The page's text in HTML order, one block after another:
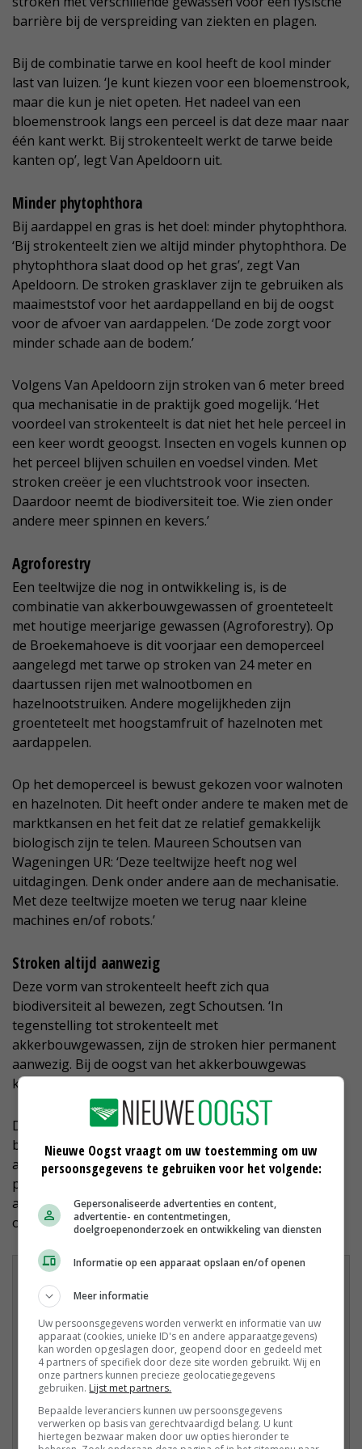
barrière bij de verspreiding van ziekten en plagen.
Bij de combinatie tarwe en kool heeft de kool minder
last van luizen. ‘Je kunt kiezen voor een bloemenstrook,
maar die kun je niet opeten. Het nadeel van een
bloemenstrook langs een perceel is dat deze maar naar
één kant werkt. Bij strokenteelt werkt de tarwe beide
kanten op’, legt Van Apeldoorn uit.
Minder phytophthora
Bij aardappel en gras is het doel: minder phytophthora.
‘Bij strokenteelt zien we altijd minder phytophthora. De
phytophthora slaat dood op het gras’, zegt Van
Apeldoorn. De stroken grasklaver zijn te gebruiken als
maaimeststof voor het aardappelland en bij de oogst
voor de afvoer van aardappelen. ‘De zode zorgt voor
minder schade aan de bodem.’
Volgens Van Apeldoorn zijn stroken van 6 meter breed
qua mechanisatie in de praktijk goed mogelijk. ‘Het
voordeel van strokenteelt is dat niet het hele perceel in
een keer wordt geoogst. Insecten en vogels kunnen op
het perceel blijven schuilen en voedsel vinden. Met
stroken creëer je een vluchtstrook voor insecten.
Daardoor neemt de biodiversiteit toe. Wie zien onder
andere meer spinnen en kevers.’
Agroforestry
Een teeltwijze die nog in ontwikkeling is, is de
combinatie van akkerbouwgewassen of groenteteelt
met houtige meerjarige gewassen (Agroforestry). Op
de Broekemahoeve is dit voorjaar een demoperceel
aangelegd met tarwe op stroken van 24 meter en
daartussen rijen met walnootbomen en
hazelnootstruiken. Andere mogelijkheden zijn
groenteteelt met hoogstamfruit of hazelnoten met
aardappelen.
Op het demoperceel is bewust gekozen voor walnoten
en hazelnoten. Dit heeft onder andere te maken met de
marktkansen en het feit dat ze relatief gemakkelijk
biologisch zijn te telen. Maureen Schoutsen van
Wageningen UR: ‘Deze teeltwijze heeft nog wel
uitdagingen. Denk onder andere aan de mechanisatie.
Met deze teeltwijze moeten we terug naar kleine
machines en/of robots.’
Stroken altijd aanwezig
Deze vorm van strokenteelt heeft zich qua
biodiversiteit al bewezen, zegt Schoutsen. ‘In
tegenstelling tot strokenteelt met
akkerbouwgewassen, zijn de stroken hier permanent
aanwezig. Bij de oogst van het akkerbouwgewas
kunnen dieren altijd schuilen in de strook ernaast.’
De wet- en regelgeving is in de praktijk een
belemmering, merkt Schoutsen. ‘Boeren zijn over het
algemeen bang om bomen op landbouwgrond te
planten.’ Ook het verdienmodel is een punt van
aandacht. ‘Als je bomen plant, krijg je pas over een jaar
of tien opbrengst. Hoe overbrug je de eerste jaren?’
Op Biovelddag smaakt kwaliteit naar meer
De Biovelddag op de Broekemahoeve in Lelystad stond in het teken van
het thema ‘Kwaliteit smaakt naar meer’. Bedrijven uit verschillende takken
van de biologische sector demonstreerden hoe zij kwaliteit toevoegen aan
de biologische keten. In de biologische sector zijn kwaliteit en diversiteit
belangrijke aspecten. Het risico is dat het streven naar hogere opbrengsten
ten koste gaat van de smaakkwaliteit van het product. Met onderzoek
probeert de biologische sector dat te voorkomen. Zo wordt bij
pompoenen gekeken naar de effecten van verschillende oogstdata op de
bewaarbaarheid. ‘Vroeger oogsten lijkt beter te zijn voor de kwaliteit’, zegt
Nieuwe Oogst vraagt om uw toestemming om uw
persoonsgegevens te gebruiken voor het volgende:
Gepersonaliseerde advertenties en content,
advertentie- en contentmetingen,
doelgroepenonderzoek en ontwikkeling van diensten
Informatie op een apparaat opslaan en/of openen
Meer informatie
Uw persoonsgegevens worden verwerkt en informatie van uw
apparaat (cookies, unieke ID's en andere apparaatgegevens)
kan worden opgeslagen door, geopend door en gedeeld met
4 partners of specifiek door deze site worden gebruikt. Wij en
onze partners kunnen precieze geolocatiegegevens
gebruiken. Lijst met partners.
Bepaalde leveranciers kunnen uw persoonsgegevens
verwerken op basis van gerechtvaardigd belang. U kunt
hiertegen bezwaar maken door uw opties hieronder te